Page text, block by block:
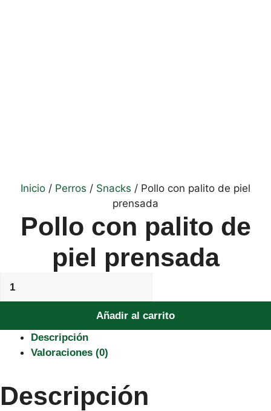
Inicio / Perros / Snacks / Pollo con palito de piel
prensada
Pollo con palito de
piel prensada
con
prensada
Añadir al carrito
Descripción
Valoraciones (0)
Descripción